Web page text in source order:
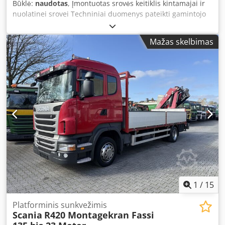
Būklė: naudotas, Įmontuotas srovės keitiklis kintamajai ir
nuolatinei srovei Techniniai duomenys pateikti gamintojo
arba operatoriaus ir mums nėra įpareigojantys. Tarpinis
pardavimas galimas; galioja tik mūsų bendrosios prekybos
ir pardavimo sąlygos. Apie mus Daugiau nei 400 nuosavų
mašinų sandėlyje Daugiau nei 15 000 m² sandėlio plotas,
70 t krano keliamoji galia Daugiau nei 10 000 priedų
straipsnių Jūsų dirbtuvėms Norite parduoti mašinas,
gamybines linijas ar savo įmonę? Susisiekite su mumis.
Daugiau pasiūlymų rasite mūsų svetainėje. Apžiūrėti
galima pagal susitarimą. Dcsdpfxozdu S Te Ah Rok
Laukiame Jūsų apsilankymo. Jūsų Markus Hirsch komanda
Mažas skelbimas
1 / 15
Platforminis sunkvežimis
Scania R420 Montagekran Fassi